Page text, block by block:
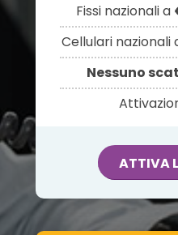
Fissi nazionali a
Cellulari nazionali
Nessuno
ATTIVA